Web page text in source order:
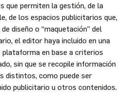
que permiten la gestión, de la
de los espacios publicitarios que,
diseño o “maquetación” del
el editor haya incluido en una
plataforma en base a criterios
sin que se recopile información
distintos, como puede ser
publicitario u otros contenidos.